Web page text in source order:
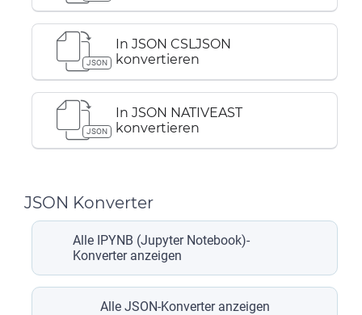
JSON
In JSON CSLJSON
konvertieren
JSON
In JSON NATIVEAST
konvertieren
JSON Konverter
Alle IPYNB (Jupyter Notebook)-
Konverter anzeigen
Alle JSON-Konverter anzeigen